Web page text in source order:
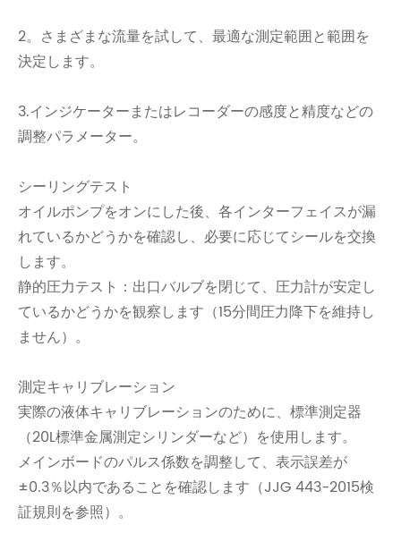
2。さまざまな流量を試して、最適な測定範囲と範囲を
決定します。
3.インジケーターまたはレコーダーの感度と精度などの
調整パラメーター。
シーリングテスト
オイルポンプをオンにした後、各インターフェイスが漏
れているかどうかを確認し、必要に応じてシールを交換
します。
静的圧力テスト：出口バルブを閉じて、圧力計が安定し
ているかどうかを観察します（15分間圧力降下を維持し
ません）。
測定キャリブレーション
実際の液体キャリブレーションのために、標準測定器
（20L標準金属測定シリンダーなど）を使用します。
メインボードのパルス係数を調整して、表示誤差が
±0.3％以内であることを確認します（JJG 443-2015検
証規則を参照）。